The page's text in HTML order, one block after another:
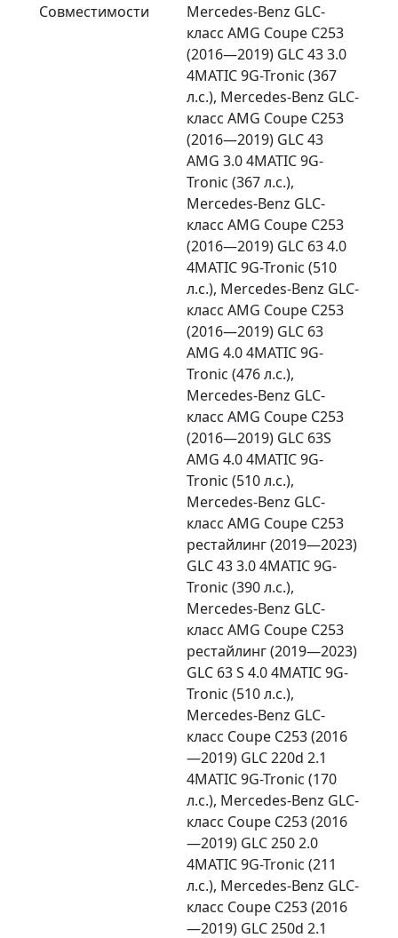
Совместимости
Mercedes-Benz GLC-
класс AMG Coupe C253
(2016—2019) GLC 43 3.0
4MATIC 9G-Tronic (367
л.с.), Mercedes-Benz GLC-
класс AMG Coupe C253
(2016—2019) GLC 43
AMG 3.0 4MATIC 9G-
Tronic (367 л.с.),
Mercedes-Benz GLC-
класс AMG Coupe C253
(2016—2019) GLC 63 4.0
4MATIC 9G-Tronic (510
л.с.), Mercedes-Benz GLC-
класс AMG Coupe C253
(2016—2019) GLC 63
AMG 4.0 4MATIC 9G-
Tronic (476 л.с.),
Mercedes-Benz GLC-
класс AMG Coupe C253
(2016—2019) GLC 63S
AMG 4.0 4MATIC 9G-
Tronic (510 л.с.),
Mercedes-Benz GLC-
класс AMG Coupe C253
рестайлинг (2019—2023)
GLC 43 3.0 4MATIC 9G-
Tronic (390 л.с.),
Mercedes-Benz GLC-
класс AMG Coupe C253
рестайлинг (2019—2023)
GLC 63 S 4.0 4MATIC 9G-
Tronic (510 л.с.),
Mercedes-Benz GLC-
класс Coupe C253 (2016
—2019) GLC 220d 2.1
4MATIC 9G-Tronic (170
л.с.), Mercedes-Benz GLC-
класс Coupe C253 (2016
—2019) GLC 250 2.0
4MATIC 9G-Tronic (211
л.с.), Mercedes-Benz GLC-
класс Coupe C253 (2016
—2019) GLC 250d 2.1